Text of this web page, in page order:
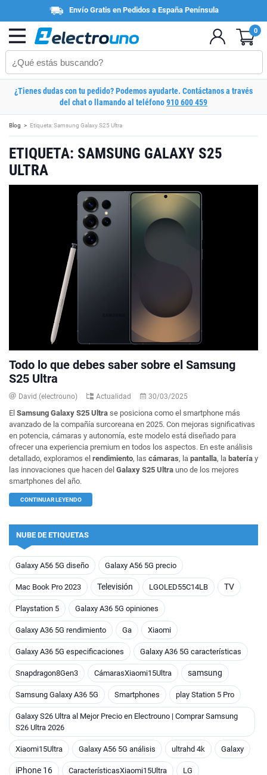
Envío Gratis en Pedidos a España Península
0
¿Tienes dudas con tu pedido? Podemos ayudarte. Contáctanos a través
del chat o llamando al teléfono910 600 459
Blog Etiqueta: Samsung Galaxy S25 Ultra
ETIQUETA: SAMSUNG GALAXY S25
ULTRA
Todo lo que debes saber sobre el Samsung
S25 Ultra
David (electrouno) Actualidad 30/03/2025
El Samsung Galaxy S25 Ultra se posiciona como el smartphone más
avanzado de la compañía surcoreana en 2025. Con mejoras significativas
en potencia, cámaras y autonomía, este modelo está diseñado para
ofrecer una experiencia premium en todos los aspectos. En este análisis
detallado, exploramos el rendimiento, las cámaras, la pantalla, la batería y
las innovaciones que hacen del Galaxy S25 Ultra uno de los mejores
smartphones del año.
CONTINUAR LEYENDO
NUBE DE ETIQUETAS
Galaxy A56 5G diseño Galaxy A56 5G precio
Mac Book Pro 2023 Televisión LGOLED55C14LB TV
Playstation 5 Galaxy A36 5G opiniones
Galaxy A36 5G rendimiento Ga Xiaomi
Galaxy A36 5G especificaciones Galaxy A36 5G características
Snapdragon8Gen3 CámarasXiaomi15Ultra samsung
Samsung Galaxy A36 5G Smartphones play Station 5 Pro
Galaxy S26 Ultra al Mejor Precio en Electrouno | Comprar Samsung
S26 Ultra 2026
Xiaomi15Ultra Galaxy A56 5G análisis ultrahd 4k Galaxy
iPhone 16 CaracterísticasXiaomi15Ultra LG